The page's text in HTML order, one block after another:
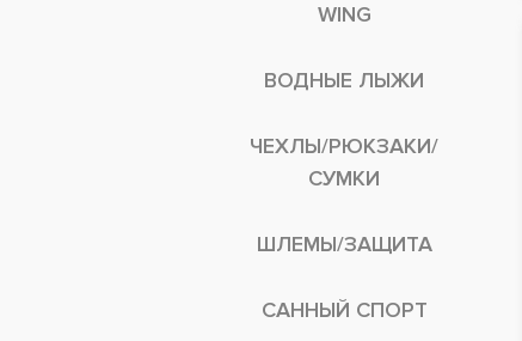
WING
ВОДНЫЕ ЛЫЖИ
ЧЕХЛЫ/РЮКЗАКИ/
СУМКИ
ШЛЕМЫ/ЗАЩИТА
САННЫЙ СПОРТ